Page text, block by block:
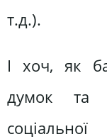
т.д.).
І хоч, як
думок та